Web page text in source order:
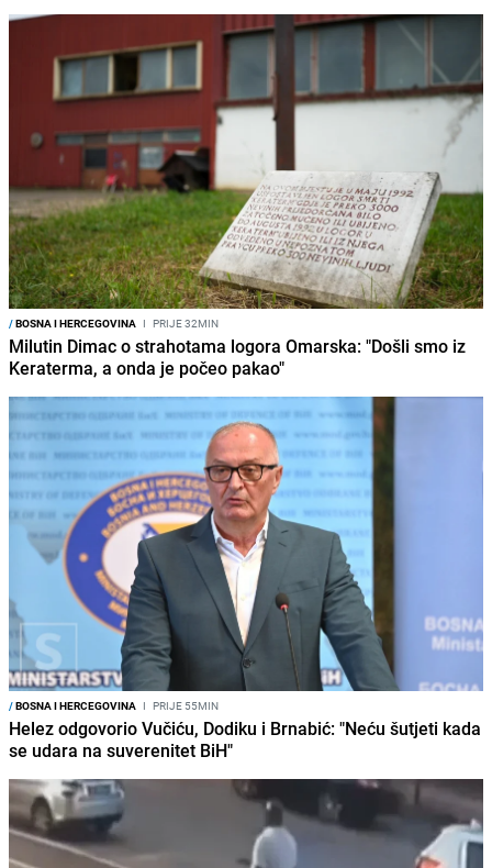
/BOSNA I HERCEGOVINA I PRIJE 32MIN
Milutin Dimac o strahotama logora Omarska: "Došli smo iz
Keraterma, a onda je počeo pakao"
/BOSNA I HERCEGOVINA I PRIJE 55MIN
Helez odgovorio Vučiću, Dodiku i Brnabić: "Neću šutjeti kada
se udara na suverenitet BiH"